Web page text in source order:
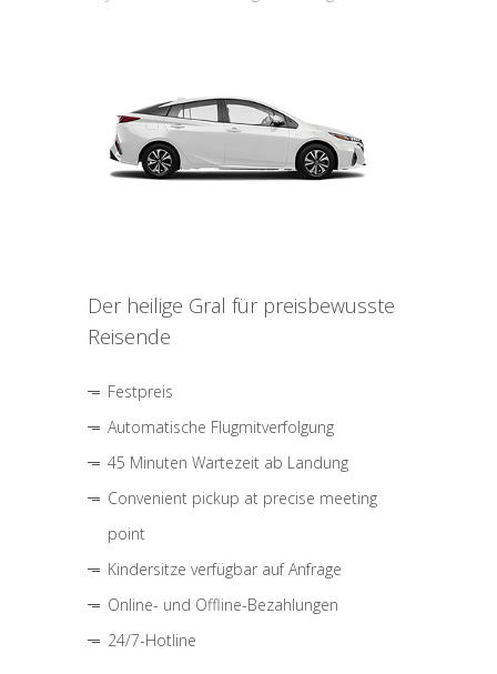
Der heilige Gral für preisbewusste
Reisende
Festpreis
Automatische Flugmitverfolgung
45 Minuten Wartezeit ab Landung
Convenient pickup at precise meeting
point
Kindersitze verfügbar auf Anfrage
Online- und Offline-Bezahlungen
24/7-Hotline